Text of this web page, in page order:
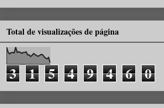
Total de visualizações de página
3 1 5 4 9 4 6 0